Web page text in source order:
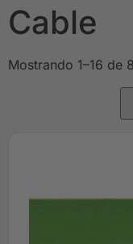
Cable
Mostrando 1–16 de